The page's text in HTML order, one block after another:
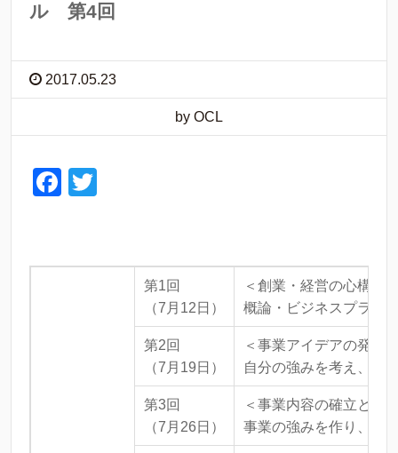
ル 第4回
2017.05.23
by OCL
F
e
er
第1回
（7月12日）
＜創業・経営の心構え
概論・ビジネスプラン
第2回
（7月19日）
＜事業アイデアの発見
自分の強みを考え、事
第3回
（7月26日）
＜事業内容の確立と競
事業の強みを作り、他